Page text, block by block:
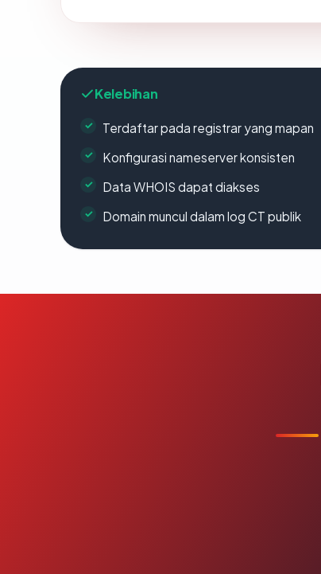
Kelebihan
Terdaftar pada registrar yang mapan
Konfigurasi nameserver konsisten
Data WHOIS dapat diakses
Domain muncul dalam log CT publik